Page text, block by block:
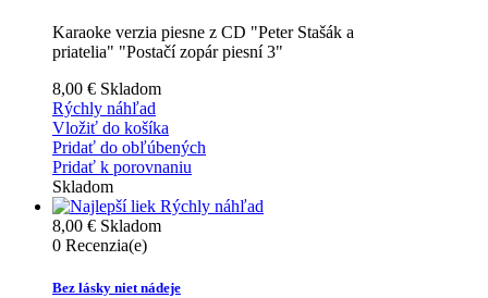
Karaoke verzia piesne z CD "Peter Stašák a
priatelia" "Postačí zopár piesní 3"
8,00 € Skladom
Rýchly náhľad
Vložiť do košíka
Pridať do obľúbených
Pridať k porovnaniu
Skladom
Rýchly náhľad
8,00 € Skladom
0 Recenzia(e)
Bez lásky niet nádeje